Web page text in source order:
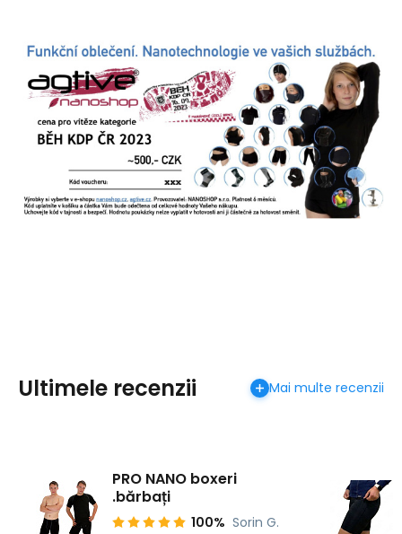
Ultimele recenzii Mai multe recenzii
PRO NANO boxeri
.bărbați
100% Sorin G.